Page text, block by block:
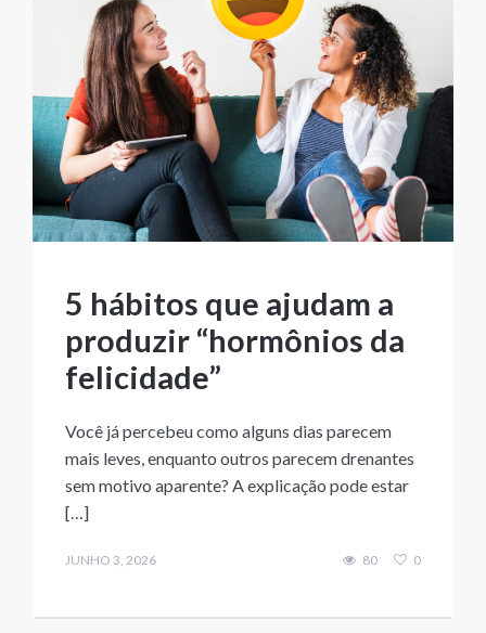
5 hábitos que ajudam a
produzir “hormônios da
felicidade”
Você já percebeu como alguns dias parecem
mais leves, enquanto outros parecem drenantes
sem motivo aparente? A explicação pode estar
[…]
JUNHO 3, 2026 80 0